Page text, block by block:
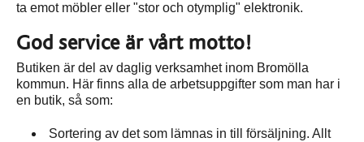
ta emot möbler eller "stor och otymplig" elektronik.
God service är vårt motto!
Butiken är del av daglig verksamhet inom Bromölla
kommun. Här finns alla de arbetsuppgifter som man har i
en butik, så som:
Sortering av det som lämnas in till försäljning. Allt